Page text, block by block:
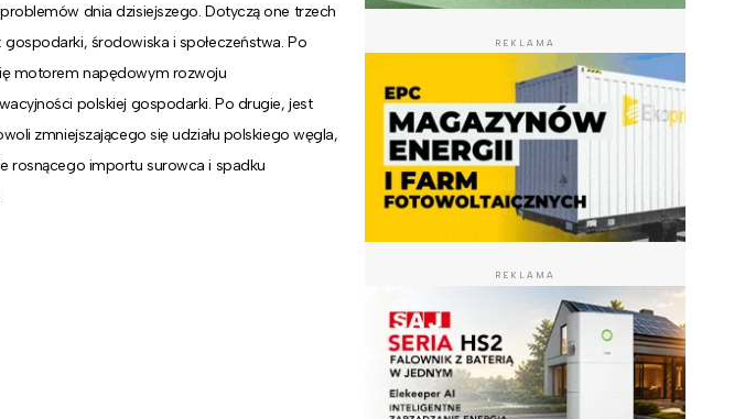
dnia dzisiejszego. Dotyczą one trzech
środowiska i społeczeństwa. Po
motorem napędowym rozwoju
polskiej gospodarki. Po drugie, jest
zmniejszającego się udziału polskiego węgla,
rosnącego importu surowca i spadku
REKLAMA
REKLAMA